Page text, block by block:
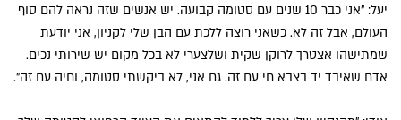
יעל: "אני כבר 10 שנים עם סטומה קבועה. יש אנשים שזה נראה להם סוף
העולם, אבל זה לא. כשאני רוצה ללכת עם הבן שלי לקניון, אני יודעת
שמתישהו אצטרך לרוקן שקית ושלצערי לא בכל מקום יש שירותי נכים.
אדם שאיבד יד בצבא חי עם זה. גם אני, לא ביקשתי סטומה, וחיה עם זה".